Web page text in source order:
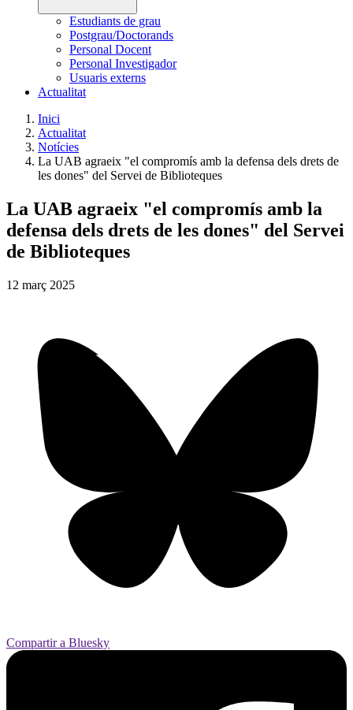
Estudiants de grau
Postgrau/Doctorands
Personal Docent
Personal Investigador
Usuaris externs
Actualitat
Inici
Actualitat
Notícies
La UAB agraeix "el compromís amb la defensa dels drets de
les dones" del Servei de Biblioteques
La UAB agraeix "el compromís amb la
defensa dels drets de les dones" del Servei
de Biblioteques
12 març 2025
Compartir a Bluesky